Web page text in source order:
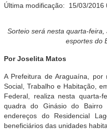
Última modificação: 15/03/2016
Sorteio será nesta quarta-
esportes do
Por Joselita Matos
A Prefeitura de Araguaína, por
Social, Trabalho e Habitação,
Federal, realiza nesta
quadra do Ginásio do
endereços do Residencial
beneficiários das unidades